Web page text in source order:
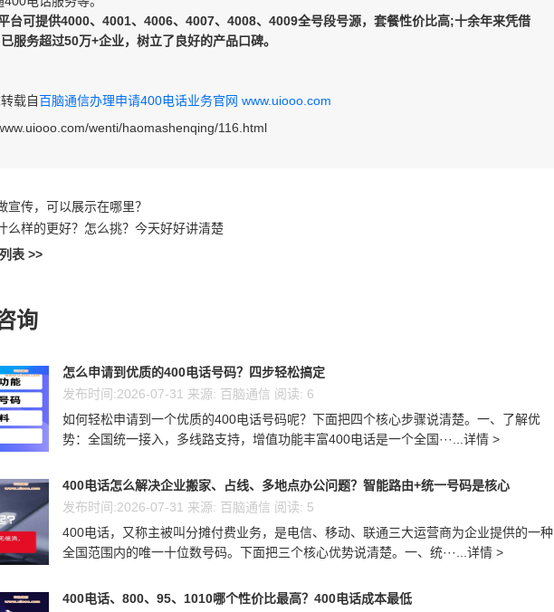
可提供4000、4001、4006、4007、4008、4009全号段号源，套餐性价比高;十余年来凭借
服务超过50万+企业，树立了良好的产品口碑。
载自百脑通信办理申请400电话业务官网 www.uiooo.com
wenti/haomashenqing/116.html
宣传，可以展示在哪里？
么样的更好？怎么挑？今天好好讲清楚
表 >>
询
怎么申请到优质的400电话号码？四步轻松搞定
发布时间:2026-07-31 来源: 百脑通信 阅读: 6
如何轻松申请到一个优质的400电话号码呢？下面把四个核心步骤说清楚。一、了解优
势：全国统一接入，多线路支持，增值功能丰富400电话是一个全国···...详情 >
400电话怎么解决企业搬家、占线、多地点办公问题？智能路由+统一号码是核心
发布时间:2026-07-31 来源: 百脑通信 阅读: 5
400电话，又称主被叫分摊付费业务，是电信、移动、联通三大运营商为企业提供的一种
全国范围内的唯一十位数号码。下面把三个核心优势说清楚。一、统···...详情 >
400电话、800、95、1010哪个性价比最高？400电话成本最低